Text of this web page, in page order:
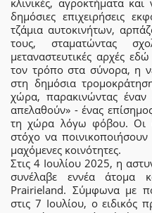
κλινικές, αγροκτήματα
δημόσιες επιχειρήσεις
τζάμια αυτοκινήτων,
τους, σταματώντας
μεταναστευτικές αρχές
τον τρόπο στα σύνορα, η
στη δημόσια
χώρα, παρακινώντας
απελαθούν» - ένας
τη χώρα λόγω φόβου. Οι
στόχο να ποινικοποιήσουν
μαχόμενες κοινότητες.
Στις 4 Ιουλίου 2025, η
συνέλαβε εννέα άτομα
Prairieland. Σύμφωνα με
στις 7 Ιουλίου, ο ειδικός